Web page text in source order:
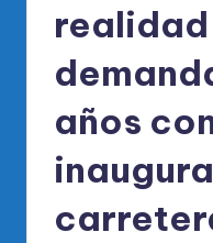
R
M
realidad
años